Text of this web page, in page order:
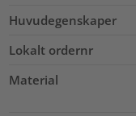
Huvudegenskaper
Lokalt ordernr
Material